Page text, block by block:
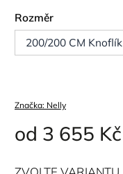
Rozměr
200/200 CM Knoflík
Značka: Nelly
od 3 655 Kč